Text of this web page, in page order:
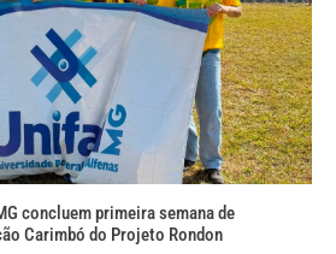
concluem primeira semana de
Carimbó do Projeto Rondon